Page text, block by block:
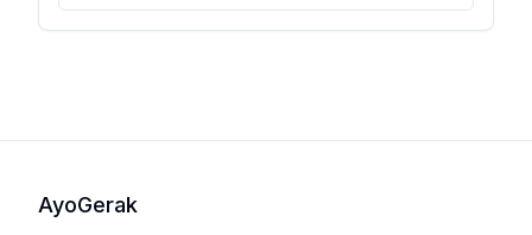
AyoGerak